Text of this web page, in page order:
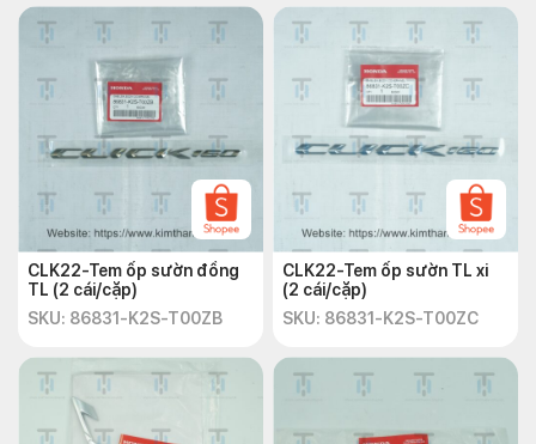
CLK22-Tem ốp sườn đồng
TL (2 cái/cặp)
SKU: 86831-K2S-T00ZB
CLK22-Tem ốp sườn TL xi
(2 cái/cặp)
SKU: 86831-K2S-T00ZC